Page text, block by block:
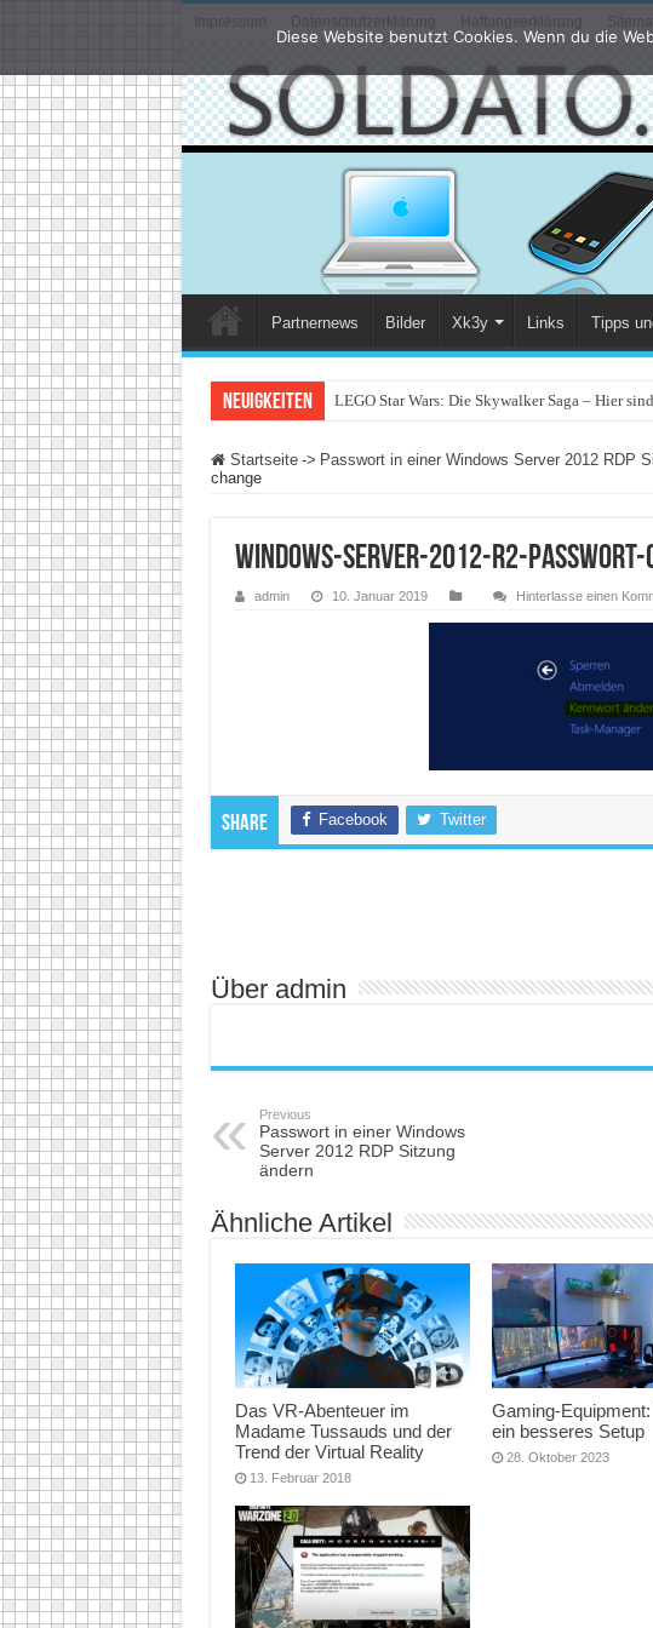
Impressum Datenschutzerklärung Haftungserklärung
Partnernews Bilder Xk3y Links Tipps
Neuigkeiten LEGO Star Wars: Die Skywalker Saga – Hier
Startseite -> Passwort in einer Windows Server 2012 RDP
change
windows-server-2012-r2-passwort-
admin 10. Januar 2019 Hinterlasse einen
Share Facebook Twitter
Über admin
Previous
Passwort in einer Windows
Server 2012 RDP Sitzung
ändern
Ähnliche Artikel
Das VR-Abenteuer im
Madame Tussauds und der
Trend der Virtual Reality
13. Februar 2018
Gaming-
ein besseres Setup
28. Oktober 2023
Diese Website benutzt Cookies. Wenn du die